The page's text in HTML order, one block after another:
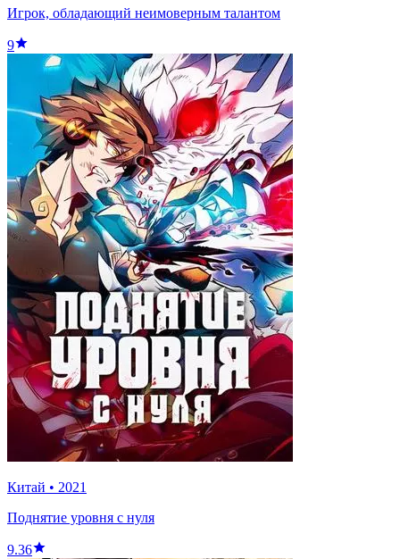
Игрок, обладающий неимоверным талантом
9
Китай • 2021
Поднятие уровня с нуля
9.36